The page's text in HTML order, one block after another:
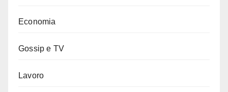
Economia
Gossip e TV
Lavoro